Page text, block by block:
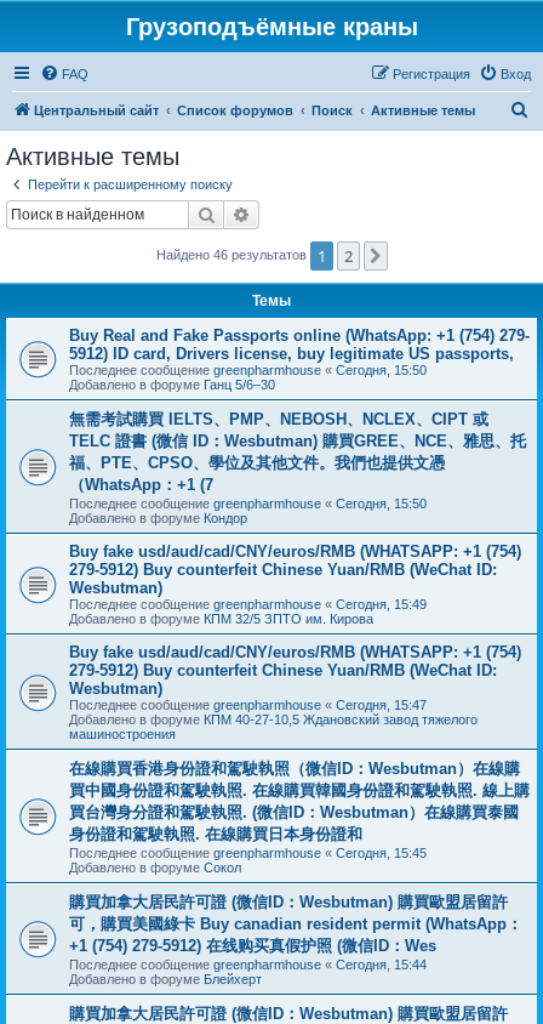
Грузоподъёмные краны
FAQ Вход
Регистрация
Центральный сайт Список форумов Поиск Активные темы
Активные темы
Перейти к расширенному поиску
Поиск
Найдено 46 результатов 1 2
Темы
Buy Real and Fake Passports online (WhatsApp: +1 (754) 279-
5912) ID card, Drivers license, buy legitimate US passports,
Последнее сообщение greenpharmhouse « Сегодня, 15:50
Добавлено в форуме Ганц 5/6–30
無需考試購買 IELTS、PMP、NEBOSH、NCLEX、CIPT 或
TELC 證書 (微信 ID：Wesbutman) 購買GREE、NCE、雅思、托
福、PTE、CPSO、學位及其他文件。我們也提供文憑
（WhatsApp：+1 (7
Последнее сообщение greenpharmhouse « Сегодня, 15:50
Добавлено в форуме Кондор
Buy fake usd/aud/cad/CNY/euros/RMB (WHATSAPP: +1 (754)
279-5912) Buy counterfeit Chinese Yuan/RMB (WeChat ID:
Wesbutman)
Последнее сообщение greenpharmhouse « Сегодня, 15:49
Добавлено в форуме КПМ 32/5 ЗПТО им. Кирова
Buy fake usd/aud/cad/CNY/euros/RMB (WHATSAPP: +1 (754)
279-5912) Buy counterfeit Chinese Yuan/RMB (WeChat ID:
Wesbutman)
Последнее сообщение greenpharmhouse « Сегодня, 15:47
Добавлено в форуме КПМ 40-27-10,5 Ждановский завод тяжелого
машиностроения
在線購買香港身份證和駕駛執照（微信ID：Wesbutman）在線購
買中國身份證和駕駛執照. 在線購買韓國身份證和駕駛執照. 線上購
買台灣身分證和駕駛執照. (微信ID：Wesbutman）在線購買泰國
身份證和駕駛執照. 在線購買日本身份證和
Последнее сообщение greenpharmhouse « Сегодня, 15:45
Добавлено в форуме Сокол
購買加拿大居民許可證 (微信ID：Wesbutman) 購買歐盟居留許
可，購買美國綠卡 Buy canadian resident permit (WhatsApp：
+1 (754) 279-5912) 在线购买真假护照 (微信ID：Wes
Последнее сообщение greenpharmhouse « Сегодня, 15:44
Добавлено в форуме Блейхерт
購買加拿大居民許可證 (微信ID：Wesbutman) 購買歐盟居留許